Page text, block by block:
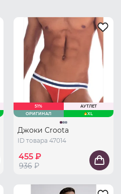
51%
АУТЛЕТ
ОРИГИНАЛ
XL
Джоки Croota
ID товара 47014
455 ₽
936 ₽